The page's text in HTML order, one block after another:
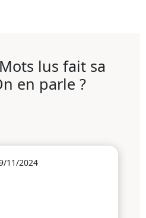
lus fait sa
en parle ?
11/2024